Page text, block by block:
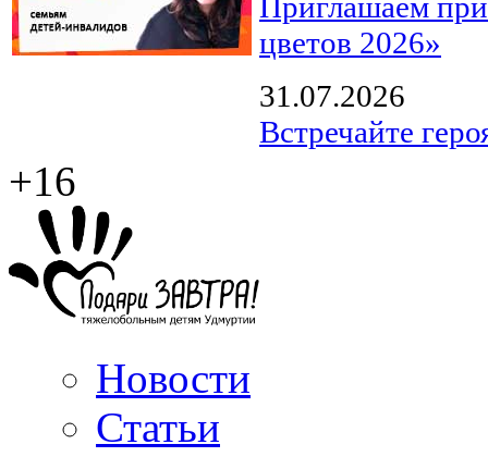
цветов 2026»
31.07.2026
Встречайте
+16
Новости
Статьи